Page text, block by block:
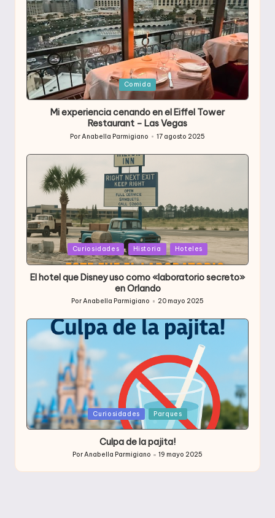
Publicada
en
Comida
Mi experiencia cenando en el Eiffel Tower
Restaurant – Las Vegas
Publicado
Por Anabella Parmigiano 17 agosto 2025
Publicada
en
Curiosidades Historia Hoteles
El hotel que Disney uso como «laboratorio secreto»
en Orlando
Publicado
por
PorAnabella Parmigiano 20 mayo 2025
Publicada
en
Curiosidades Parques
Culpa de la pajita!
por
PorAnabella Parmigiano 19 mayo 2025